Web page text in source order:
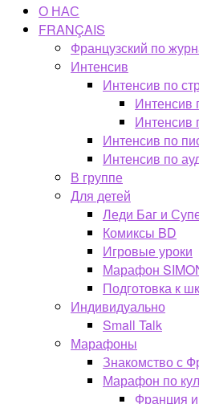
О НАС
FRANÇAIS
Французский по
Интенсив
Интенсив по
Интенсив
Интенсив
Интенсив по
Интенсив по
В группе
Для детей
Леди Баг и
Комиксы BD
Игровые уроки
Марафон
Подготовка к
Индивидуально
Small Talk
Марафоны
Знакомство с
Марафон по
Франция